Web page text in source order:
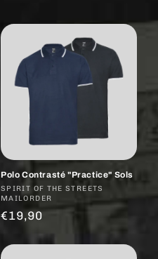
Polo Contrasté "Practice" Sols
Fournisseur :
SPIRIT OF THE STREETS
MAILORDER
Prix
€19,90